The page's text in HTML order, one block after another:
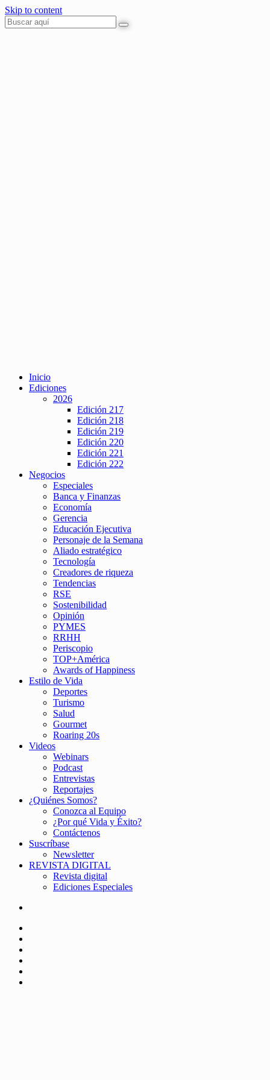
Skip to content
Inicio
Ediciones
2026
Edición 217
Edición 218
Edición 219
Edición 220
Edición 221
Edición 222
Negocios
Especiales
Banca y Finanzas
Economía
Gerencia
Educación Ejecutiva
Personaje de la Semana
Aliado estratégico
Tecnología
Creadores de riqueza
Tendencias
RSE
Sostenibilidad
Opinión
PYMES
RRHH
Periscopio
TOP+América
Awards of Happiness
Estilo de Vida
Deportes
Turismo
Salud
Gourmet
Roaring 20s
Videos
Webinars
Podcast
Entrevistas
Reportajes
¿Quiénes Somos?
Conozca al Equipo
¿Por qué Vida y Éxito?
Contáctenos
Suscríbase
Newsletter
REVISTA DIGITAL
Revista digital
Ediciones Especiales